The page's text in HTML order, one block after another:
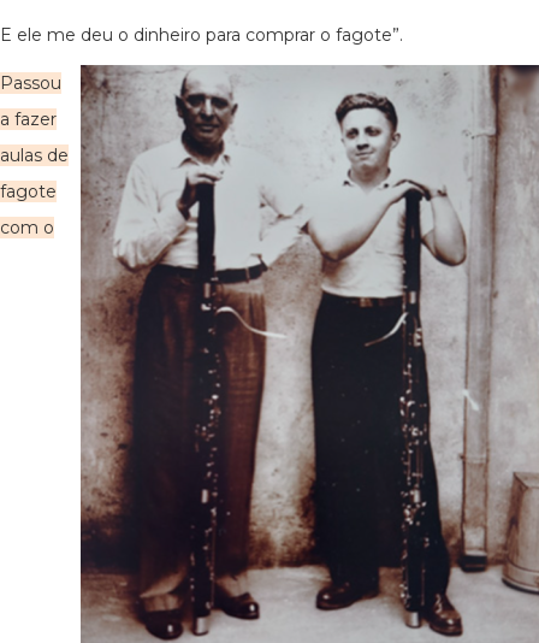
E ele me deu o dinheiro para comprar o fagote”.
Passou
a fazer
aulas de
fagote
com o